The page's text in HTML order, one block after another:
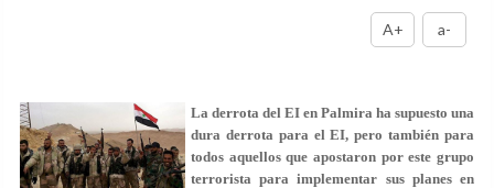
A+ a-
La derrota del EI en Palmira ha supuesto una
dura derrota para el EI, pero también para
todos aquellos que apostaron por este grupo
terrorista para implementar sus planes en